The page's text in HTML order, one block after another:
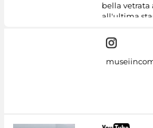
bella
all'ultima